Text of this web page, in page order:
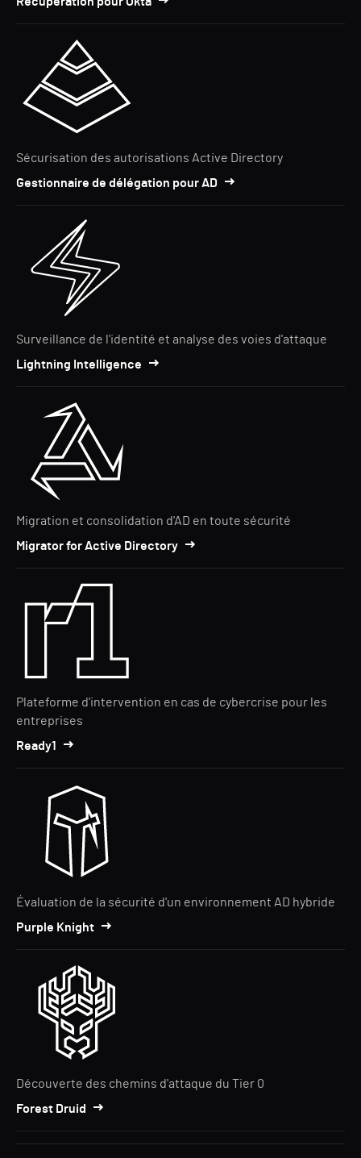
Sécurisation des autorisations Active Directory
Gestionnaire de délégation pour AD
Surveillance de l'identité et analyse des voies d'attaque
Lightning Intelligence
Migration et consolidation d'AD en toute sécurité
Migrator for Active Directory
Plateforme d'intervention en cas de cybercrise pour les
entreprises
Ready1
Évaluation de la sécurité d'un environnement AD hybride
Purple Knight
Découverte des chemins d'attaque du Tier 0
Forest Druid